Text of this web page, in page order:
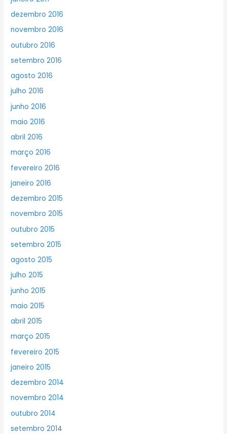
dezembro 2016
novembro 2016
outubro 2016
setembro 2016
agosto 2016
julho 2016
junho 2016
maio 2016
abril 2016
março 2016
fevereiro 2016
janeiro 2016
dezembro 2015
novembro 2015
outubro 2015
setembro 2015
agosto 2015
julho 2015
junho 2015
maio 2015
abril 2015
março 2015
fevereiro 2015
janeiro 2015
dezembro 2014
novembro 2014
outubro 2014
setembro 2014